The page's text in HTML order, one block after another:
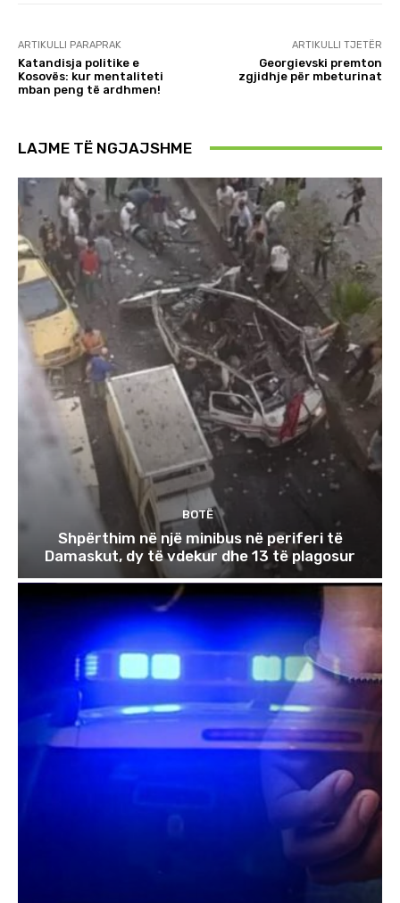
ARTIKULLI PARAPRAK
Katandisja politike e
Kosovës: kur mentaliteti
mban peng të ardhmen!
ARTIKULLI TJETËR
Georgievski premton
zgjidhje për mbeturinat
LAJME TË NGJAJSHME
BOTË
Shpërthim në një minibus në periferi të
Damaskut, dy të vdekur dhe 13 të plagosur